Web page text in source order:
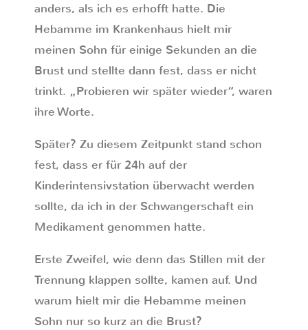
anders, als ich es erhofft hatte. Die
Hebamme im Krankenhaus hielt mir
meinen Sohn für einige Sekunden an die
Brust und stellte dann fest, dass er nicht
trinkt. „Probieren wir später wieder“, waren
ihre Worte.
Später? Zu diesem Zeitpunkt stand schon
fest, dass er für 24h auf der
Kinderintensivstation überwacht werden
sollte, da ich in der Schwangerschaft ein
Medikament genommen hatte.
Erste Zweifel, wie denn das Stillen mit der
Trennung klappen sollte, kamen auf. Und
warum hielt mir die Hebamme meinen
Sohn nur so kurz an die Brust?